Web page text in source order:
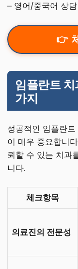
– 영어/중국어 상
임플란트
가지
성공적인 임플란
이 매우 중요합니
뢰할 수 있는 치과
니다.
체크항목
의료진의 전문성